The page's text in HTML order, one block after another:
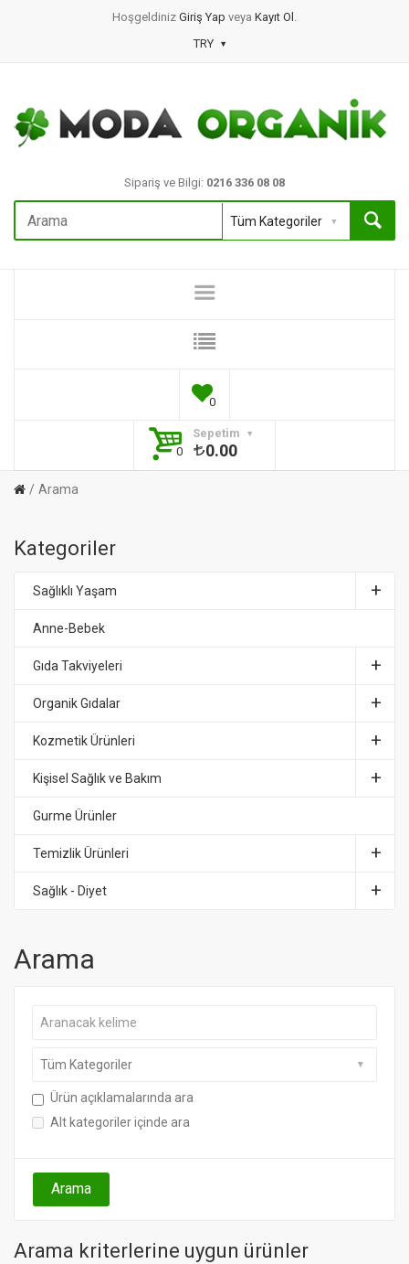
Hoşgeldiniz Giriş Yap veya Kayıt Ol .
TRY
Sipariş ve Bilgi: 0216 336 08 08
0
Sepetim
0
0.00
Arama
Kategoriler
Sağlıklı Yaşam
Anne-Bebek
Gıda Takviyeleri
Organik Gıdalar
Kozmetik Ürünleri
Kişisel Sağlık ve Bakım
Gurme Ürünler
Temizlik Ürünleri
Sağlık - Diyet
Arama
Ürün açıklamalarında ara
Alt kategoriler içinde ara
Arama kriterlerine uygun ürünler